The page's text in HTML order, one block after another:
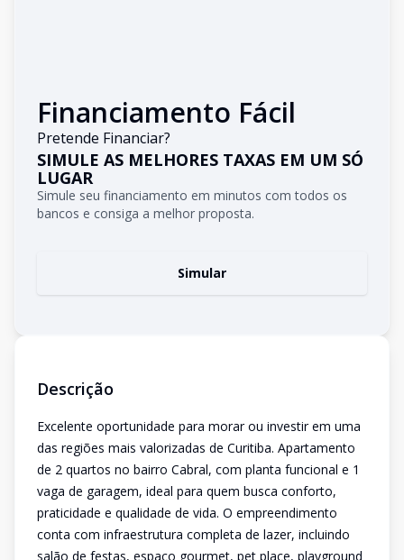
Financiamento Fácil
Pretende Financiar?
SIMULE AS MELHORES TAXAS EM UM SÓ
LUGAR
Simule seu financiamento em minutos com todos os
bancos e consiga a melhor proposta.
Simular
Descrição
Excelente oportunidade para morar ou investir em uma
das regiões mais valorizadas de Curitiba. Apartamento
de 2 quartos no bairro Cabral, com planta funcional e 1
vaga de garagem, ideal para quem busca conforto,
praticidade e qualidade de vida. O empreendimento
conta com infraestrutura completa de lazer, incluindo
salão de festas, espaço gourmet, pet place, playground